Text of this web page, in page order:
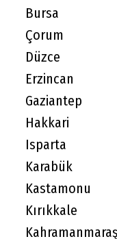
Bursa
Çorum
Düzce
Erzincan
Gaziantep
Hakkari
Isparta
Karabük
Kastamonu
Kırıkkale